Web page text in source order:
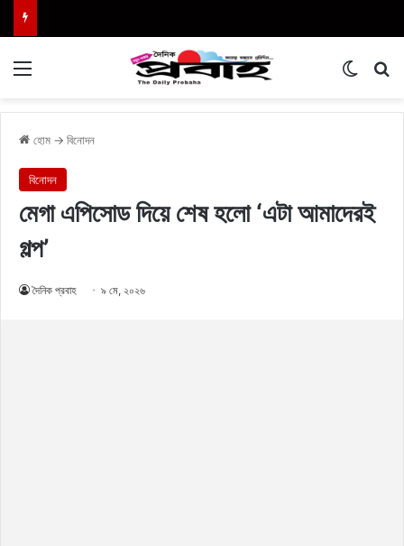
হোম → বিনোদন
বিনোদন
মেগা এপিসোড দিয়ে শেষ হলো ‘এটা আমাদেরই
গল্প’
দৈনিক প্রবাহ ৯ মে, ২০২৬